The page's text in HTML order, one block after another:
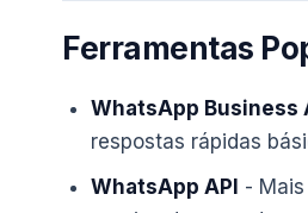
Ferramentas
WhatsApp Business
respostas rápidas
WhatsApp API -